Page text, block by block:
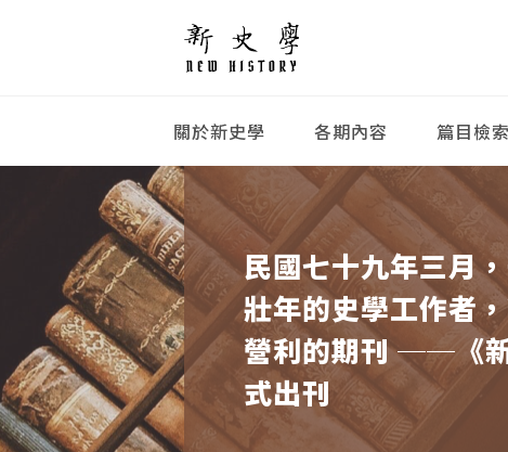
關於新史學 各期內容 篇目檢索
民國七十九年三月
壯年的史學工作者
營利的期刊 ──《
式出刊